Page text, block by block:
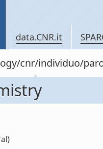
data.CNR.it
cnr/individuo/